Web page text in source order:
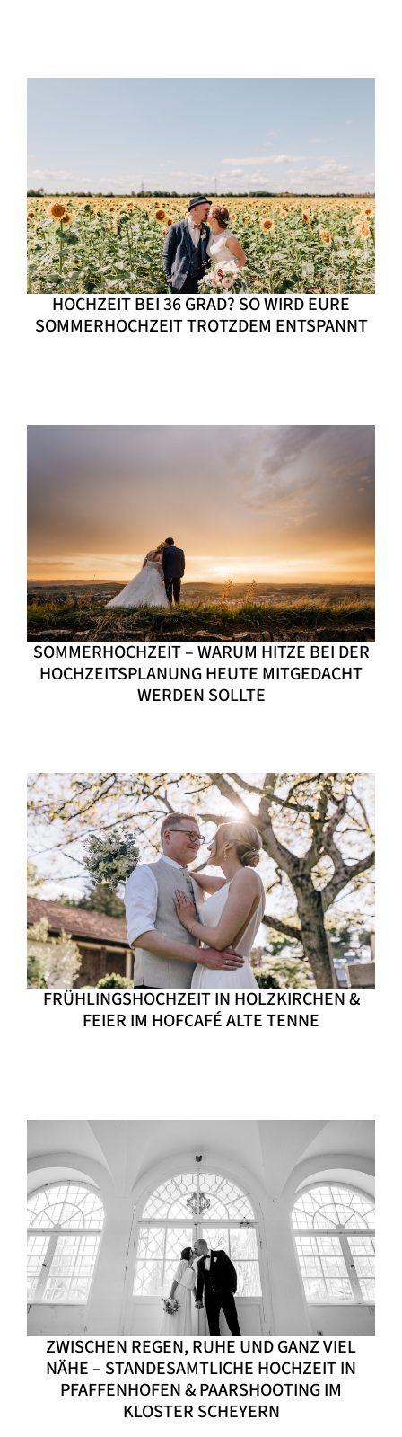
HOCHZEIT BEI 36 GRAD? SO WIRD EURE
SOMMERHOCHZEIT TROTZDEM ENTSPANNT
SOMMERHOCHZEIT – WARUM HITZE BEI DER
HOCHZEITSPLANUNG HEUTE MITGEDACHT
WERDEN SOLLTE
FRÜHLINGSHOCHZEIT IN HOLZKIRCHEN &
FEIER IM HOFCAFÉ ALTE TENNE
ZWISCHEN REGEN, RUHE UND GANZ VIEL
NÄHE – STANDESAMTLICHE HOCHZEIT IN
PFAFFENHOFEN & PAARSHOOTING IM
KLOSTER SCHEYERN